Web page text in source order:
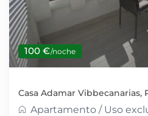
100 €/noche
Casa Adamar Vibbecanarias,
Apartamento / Uso